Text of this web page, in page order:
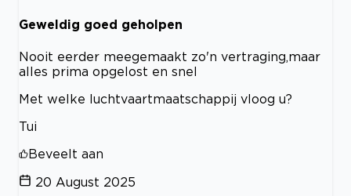
Geweldig goed geholpen
Nooit eerder meegemaakt zo'n vertraging,maar
alles prima opgelost en snel
Met welke luchtvaartmaatschappij vloog u?
Tui
Beveelt aan
20 August 2025